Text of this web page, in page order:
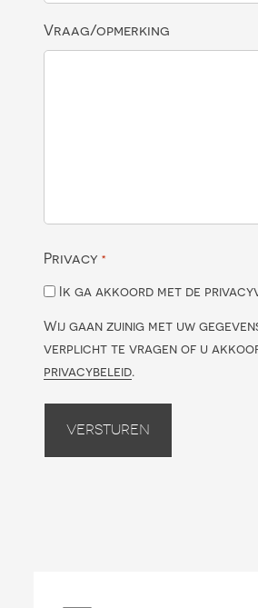
Vraag/opmerking
Privacy *
Ik ga akkoord met de
Wij gaan zuinig met uw
verplicht te vragen of u
privacybeleid.
Versturen